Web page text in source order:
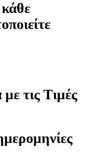
κάθε
τις Τιμές